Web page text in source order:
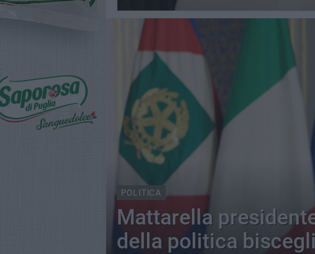
POLITICA
Mattarella
della politica